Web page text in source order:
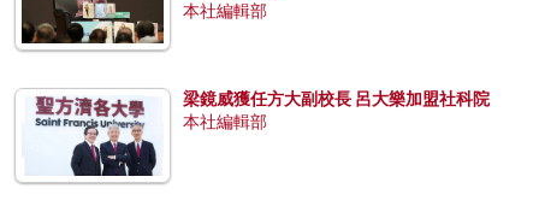
本社編輯部
梁鏡威獲任方大副校長 呂大樂加盟社科院
本社編輯部